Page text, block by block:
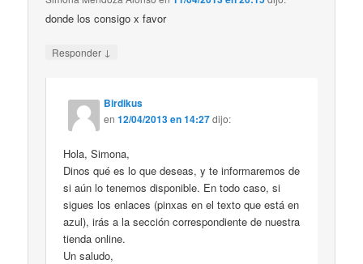
donde los consigo x favor
Responder ↓
Birdikus
en12/04/2013 en 14:27dijo:
Hola, Simona,
Dinos qué es lo que deseas, y te informaremos de
si aún lo tenemos disponible. En todo caso, si
sigues los enlaces (pinxas en el texto que está en
azul), irás a la sección correspondiente de nuestra
tienda online.
Un saludo,